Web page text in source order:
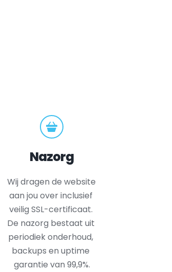
Nazorg
Wij dragen de website
aan jou over inclusief
veilig SSL-certificaat.
De nazorg bestaat uit
periodiek onderhoud,
backups en uptime
garantie van 99,9%.